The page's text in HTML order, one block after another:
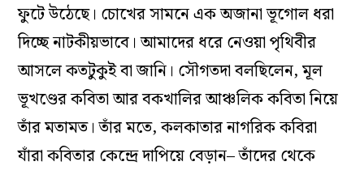
ফুটে উঠেছে। চোখের সামনে এক অজানা ভূগোল ধরা
দিচ্ছে নাটকীয়ভাবে। আমাদের ধরে নেওয়া পৃথিবীর
আসলে কতটুকুই বা জানি। সৌগতদা বলছিলেন, মূল
ভূখণ্ডের কবিতা আর বকখালির আঞ্চলিক কবিতা নিয়ে
তাঁর মতামত। তাঁর মতে, কলকাতার নাগরিক কবিরা
যাঁরা কবিতার কেন্দ্রে দাপিয়ে বেড়ান– তাঁদের থেকে